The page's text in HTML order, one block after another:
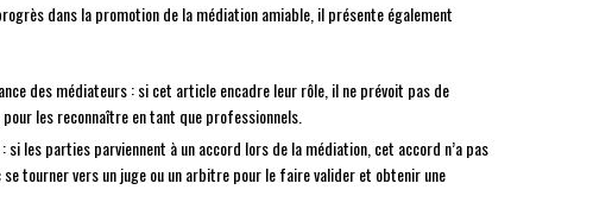
dans la promotion de la médiation amiable, il présente également
des médiateurs : si cet article encadre leur rôle, il ne prévoit pas de
les reconnaître en tant que professionnels.
si les parties parviennent à un accord lors de la médiation, cet accord n’a pas
tourner vers un juge ou un arbitre pour le faire valider et obtenir une